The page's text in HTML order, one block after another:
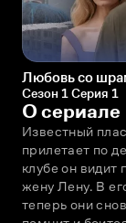
Любовь со
Сезон 1 Серия 1
О сериале
Известный
прилетает по
клубе он видит
жену Лену. В
теперь они